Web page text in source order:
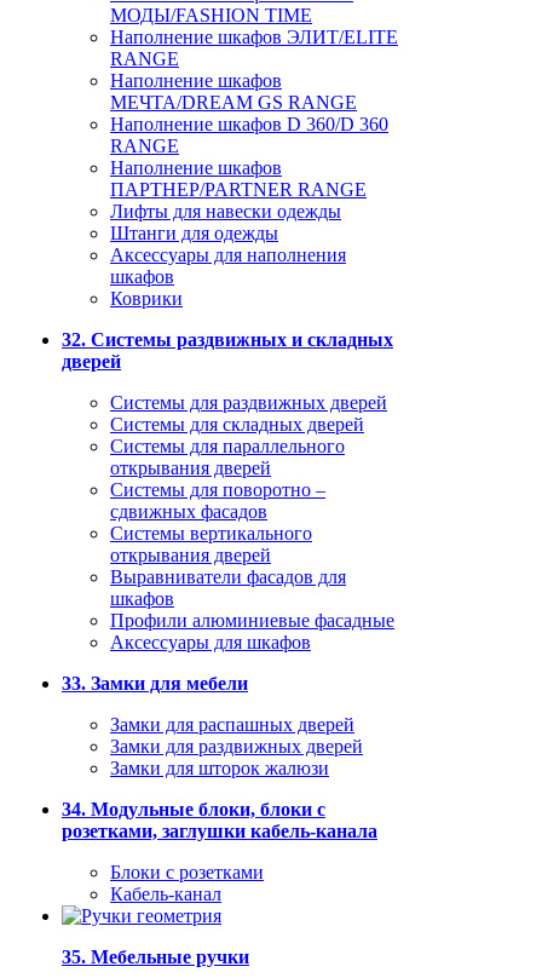
МОДЫ/FASHION TIME
Наполнение шкафов ЭЛИТ/ELITE
RANGE
Наполнение шкафов
МЕЧТА/DREAM GS RANGE
Наполнение шкафов D 360/D 360
RANGE
Наполнение шкафов
ПАРТНЕР/PARTNER RANGE
Лифты для навески одежды
Штанги для одежды
Аксессуары для наполнения
шкафов
Коврики
32. Системы раздвижных и складных
дверей
Системы для раздвижных дверей
Системы для складных дверей
Системы для параллельного
открывания дверей
Системы для поворотно –
сдвижных фасадов
Системы вертикального
открывания дверей
Выравниватели фасадов для
шкафов
Профили алюминиевые фасадные
Аксессуары для шкафов
33. Замки для мебели
Замки для распашных дверей
Замки для раздвижных дверей
Замки для шторок жалюзи
34. Модульные блоки, блоки с
розетками, заглушки кабель-канала
Блоки с розетками
Кабель-канал
35. Мебельные ручки